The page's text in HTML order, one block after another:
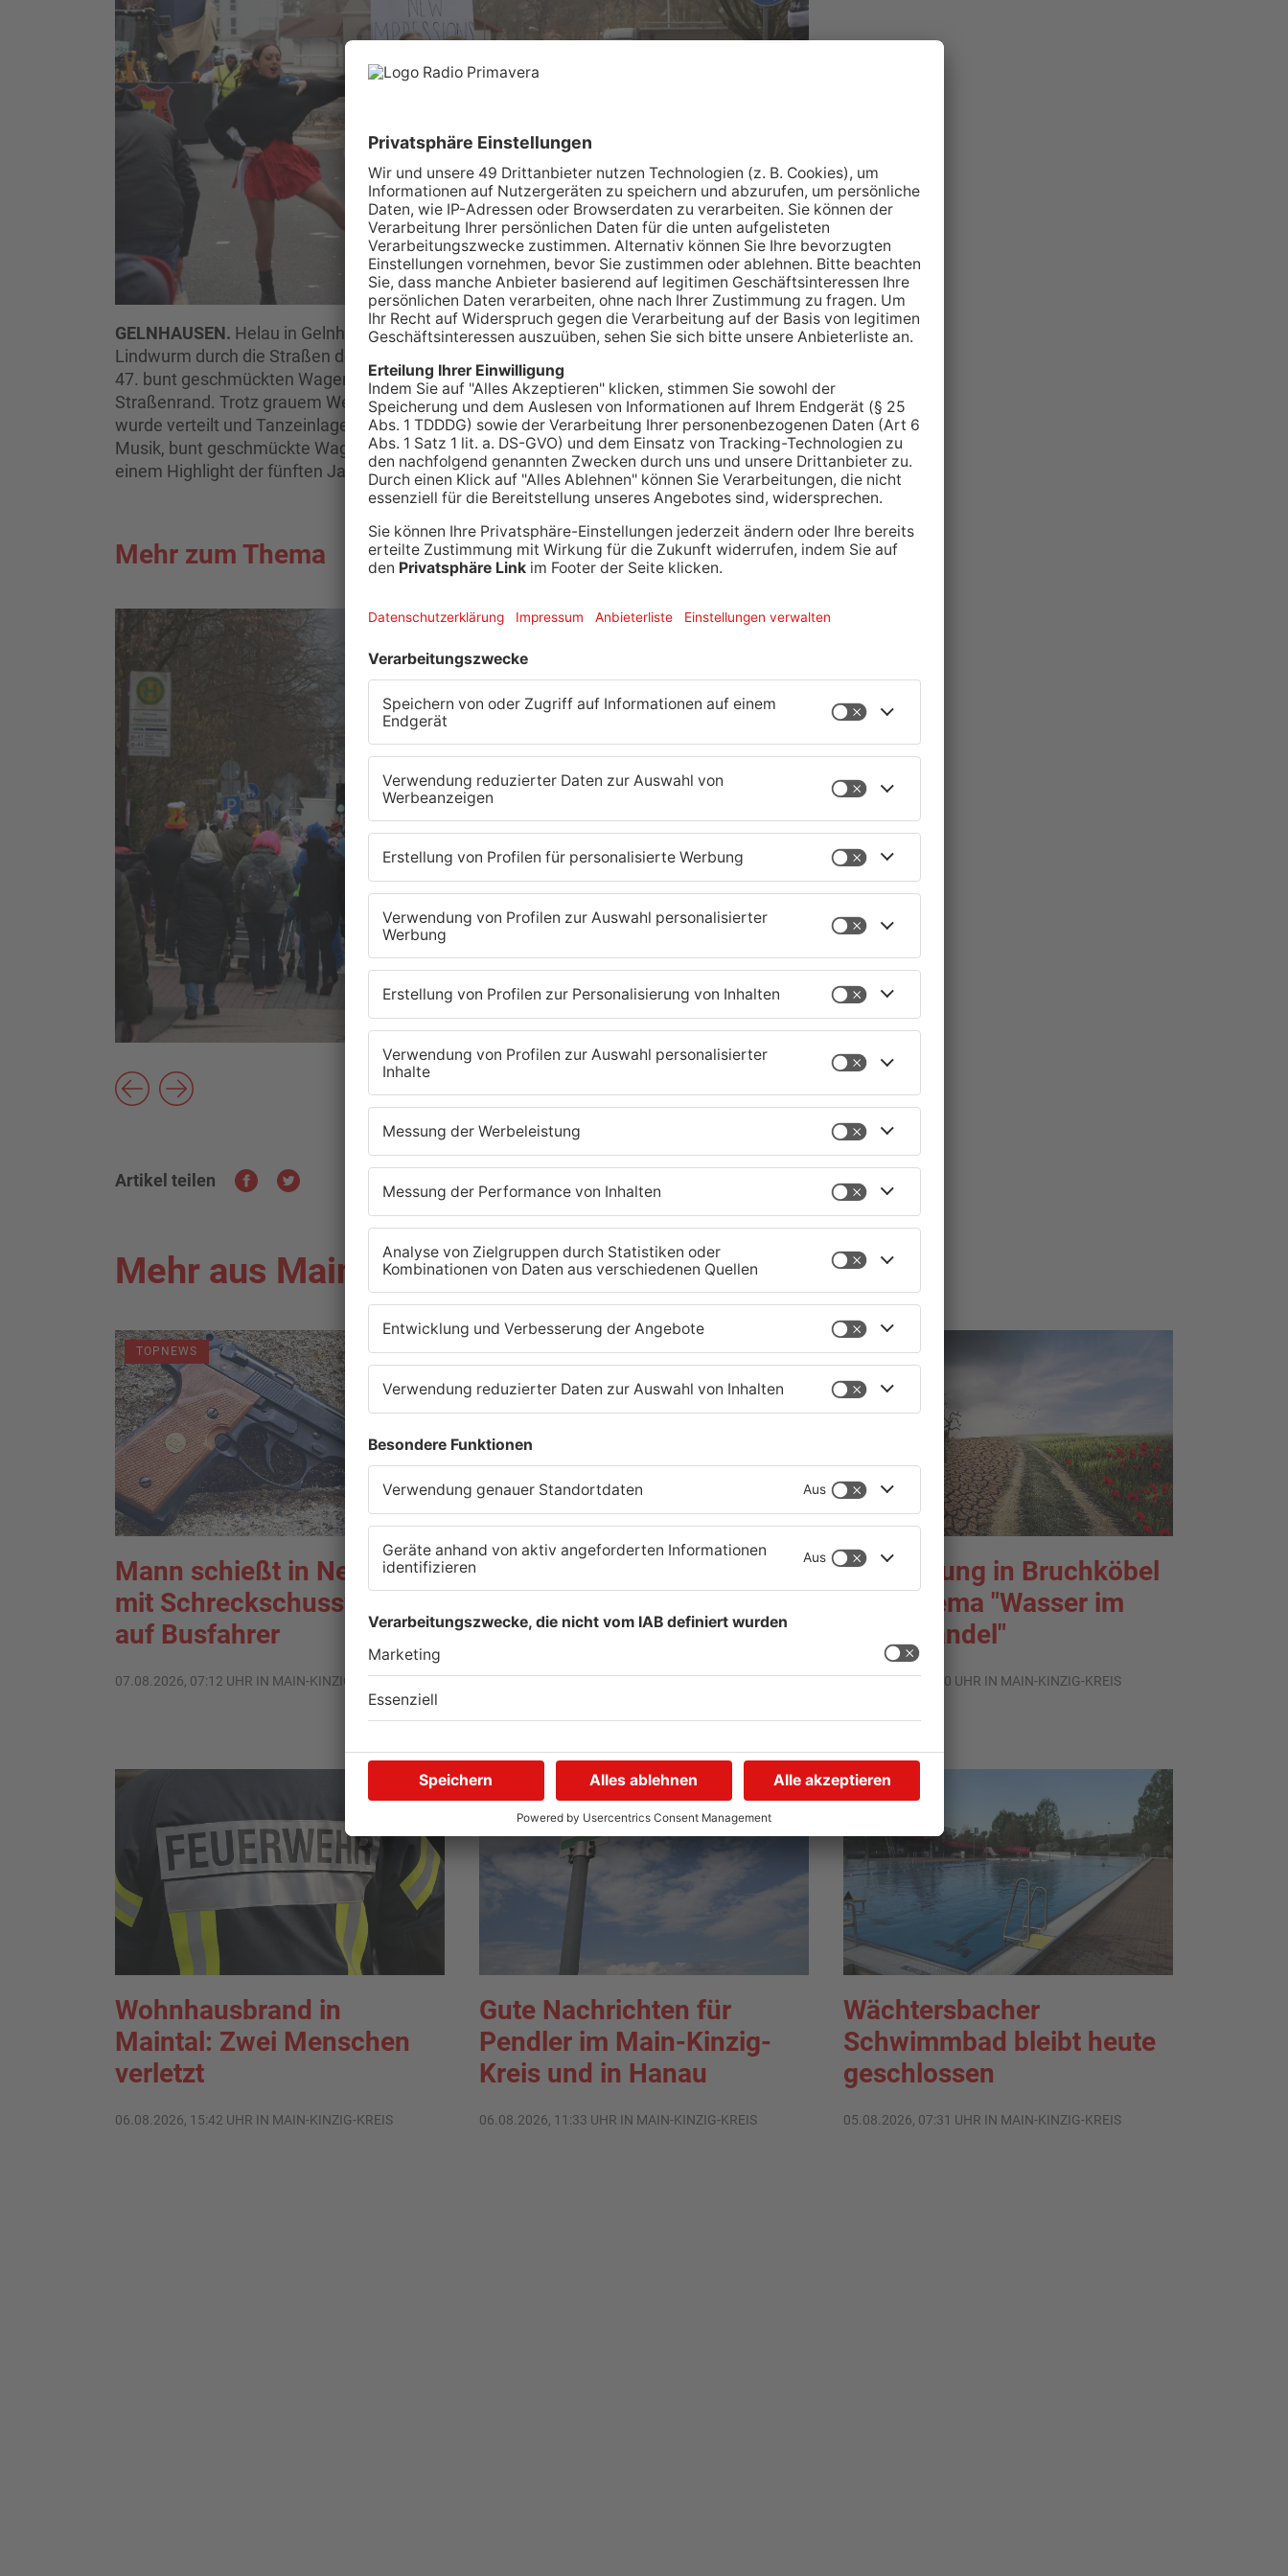
GELNHAUSEN. Helau in Gelnhausen. Bereits zum 53. Mal schlängelte sich der närrische
Lindwurm durch die Straßen der Barbarossastadt. Pünktlich um 14:11 Uhr setzten sich die
47. bunt geschmückten Wagen in Bewegung und begeisterten zahlreiche Schaulustige am
Straßenrand. Trotz grauem Wetter war die Stimmung ausgelassen. Kamelle, Popcorn
wurde verteilt und Tanzeinlagen sorgten für beste Unterhaltung. Kreative Kostüme, laute
Musik, bunt geschmückte Wagen und jede Menge gute Laune machten den Umzug zu
einem Highlight der fünften Jahreszeit.
Mehr zum Thema
1/128
Artikel teilen
Mehr aus Main-Kinzig-Kreis
TOPNEWS
Mann schießt in Neuberg
mit Schreckschusswaffe
auf Busfahrer
07.08.2026, 07:12 UHR IN MAIN-KINZIG-KREIS
und Hanauer Kreuz
07.08.2026, 07:07 UHR IN MAIN-KINZIG-KREIS
Ausstellung in Bruchköbel
zum Thema "Wasser im
Klimawandel"
07.08.2026, 05:00 UHR IN MAIN-KINZIG-KREIS
Wohnhausbrand in
Maintal: Zwei Menschen
verletzt
06.08.2026, 15:42 UHR IN MAIN-KINZIG-KREIS
Gute Nachrichten für
Pendler im Main-Kinzig-
Kreis und in Hanau
06.08.2026, 11:33 UHR IN MAIN-KINZIG-KREIS
Wächtersbacher
Schwimmbad bleibt heute
geschlossen
05.08.2026, 07:31 UHR IN MAIN-KINZIG-KREIS